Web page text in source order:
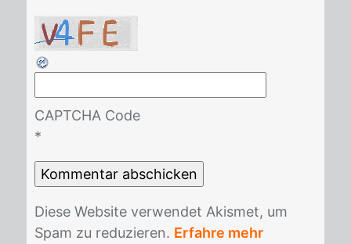
CAPTCHA Code
*
Die­se Web­site ver­wen­det Akis­met, um
Spam zu re­du­zie­ren. Erfahre mehr